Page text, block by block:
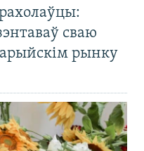
сваю
рынку